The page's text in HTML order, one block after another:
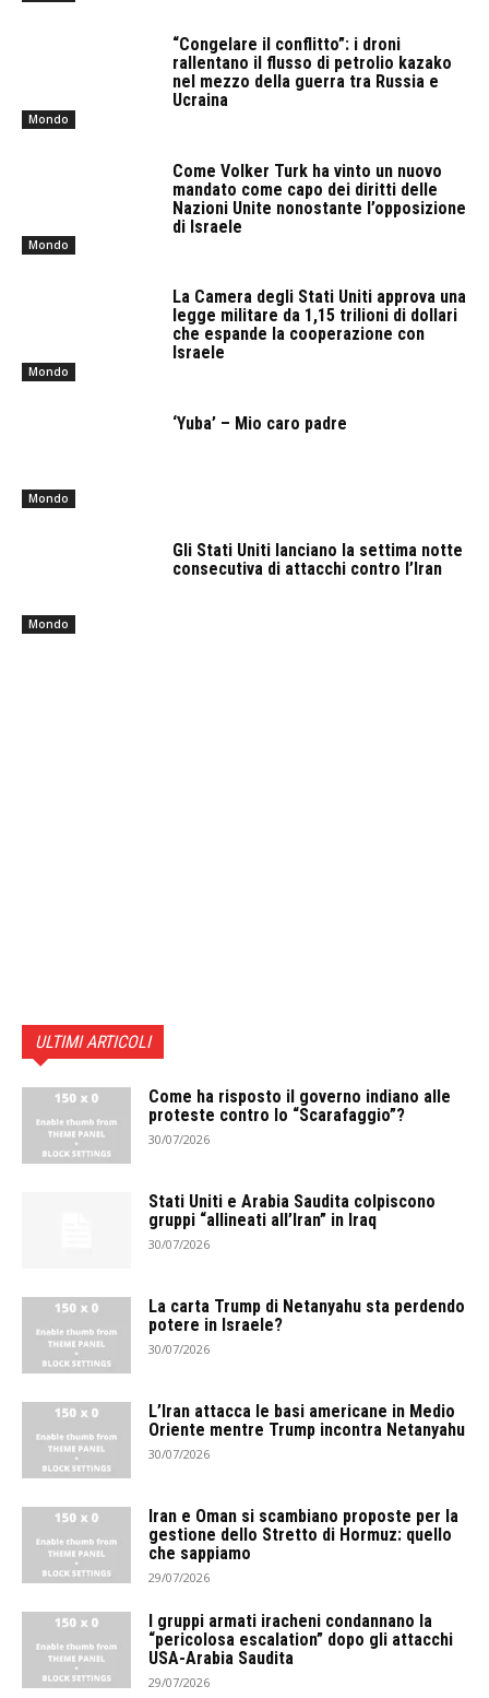
Mondo
“Congelare il conflitto”: i droni
rallentano il flusso di petrolio kazako
nel mezzo della guerra tra Russia e
Ucraina
Mondo
Come Volker Turk ha vinto un nuovo
mandato come capo dei diritti delle
Nazioni Unite nonostante l’opposizione
di Israele
Mondo
La Camera degli Stati Uniti approva una
legge militare da 1,15 trilioni di dollari
che espande la cooperazione con
Israele
Mondo
‘Yuba’ – Mio caro padre
Mondo
Gli Stati Uniti lanciano la settima notte
consecutiva di attacchi contro l’Iran
ULTIMI ARTICOLI
Come ha risposto il governo indiano alle
proteste contro lo “Scarafaggio”?
30/07/2026
Stati Uniti e Arabia Saudita colpiscono
gruppi “allineati all’Iran” in Iraq
30/07/2026
La carta Trump di Netanyahu sta perdendo
potere in Israele?
30/07/2026
L’Iran attacca le basi americane in Medio
Oriente mentre Trump incontra Netanyahu
30/07/2026
Iran e Oman si scambiano proposte per la
gestione dello Stretto di Hormuz: quello
che sappiamo
29/07/2026
I gruppi armati iracheni condannano la
“pericolosa escalation” dopo gli attacchi
USA-Arabia Saudita
29/07/2026